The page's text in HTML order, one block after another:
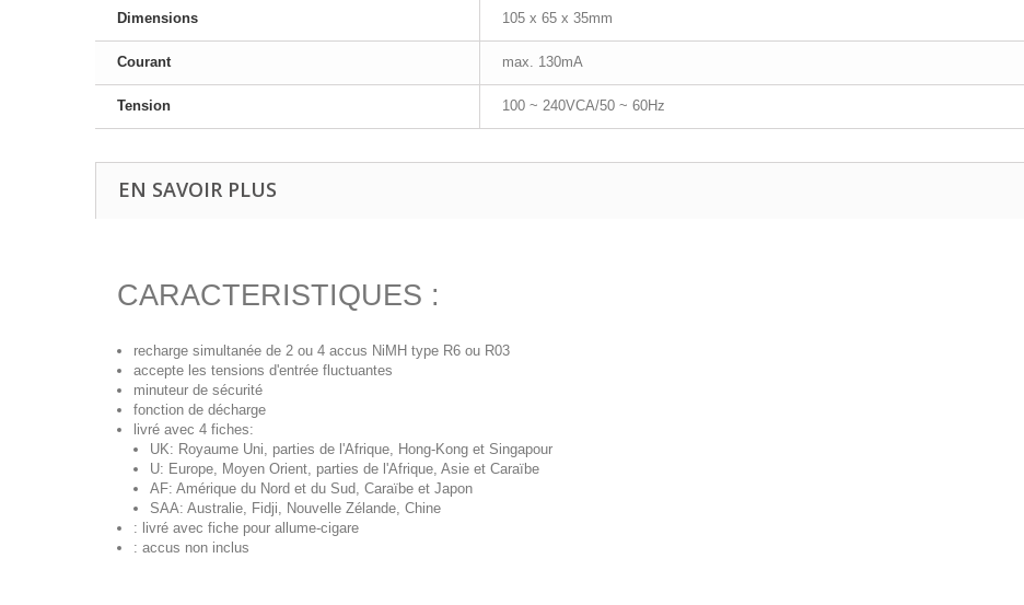
Dimensions 105 x 65 x 35mm
Courant max. 130mA
Tension 100 ~ 240VCA/50 ~ 60Hz
EN SAVOIR PLUS
CARACTERISTIQUES :
recharge simultanée de 2 ou 4 accus NiMH type R6 ou R03
accepte les tensions d'entrée fluctuantes
minuteur de sécurité
fonction de décharge
livré avec 4 fiches:
UK: Royaume Uni, parties de l'Afrique, Hong-Kong et Singapour
U: Europe, Moyen Orient, parties de l'Afrique, Asie et Caraïbe
AF: Amérique du Nord et du Sud, Caraïbe et Japon
SAA: Australie, Fidji, Nouvelle Zélande, Chine
: livré avec fiche pour allume-cigare
: accus non inclus